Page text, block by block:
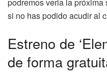
si no has podido acudir al
Estreno de
de forma